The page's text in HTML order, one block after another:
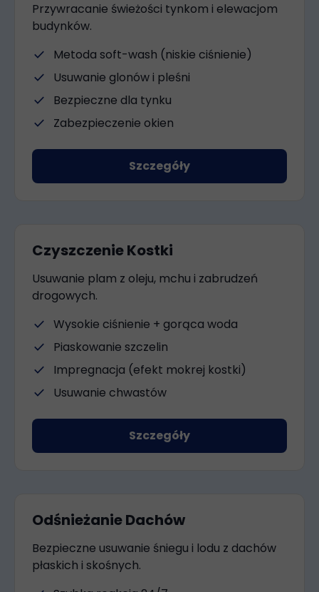
Przywracanie świeżości tynkom i elewacjom
budynków.
check Metoda soft-wash (niskie ciśnienie)
check Usuwanie glonów i pleśni
check Bezpieczne dla tynku
check Zabezpieczenie okien
Szczegóły
Czyszczenie Kostki
Usuwanie plam z oleju, mchu i zabrudzeń
drogowych.
check Wysokie ciśnienie + gorąca woda
check Piaskowanie szczelin
check Impregnacja (efekt mokrej kostki)
check Usuwanie chwastów
Szczegóły
Odśnieżanie Dachów
Bezpieczne usuwanie śniegu i lodu z dachów
płaskich i skośnych.